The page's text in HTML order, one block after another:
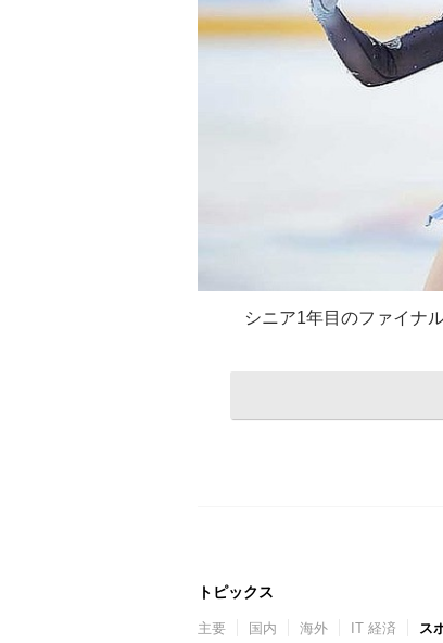
シニア1年目のファイナ
トピックス
主要 国内 海外 IT 経済 ス